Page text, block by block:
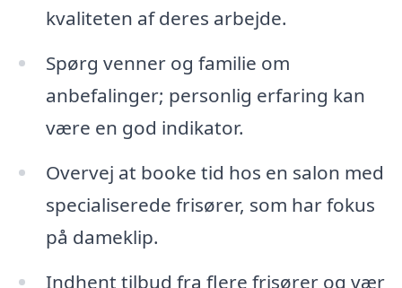
kvaliteten af deres arbejde.
Spørg venner og familie om
anbefalinger; personlig erfaring kan
være en god indikator.
Overvej at booke tid hos en salon med
specialiserede frisører, som har fokus
på dameklip.
Indhent tilbud fra flere frisører og vær